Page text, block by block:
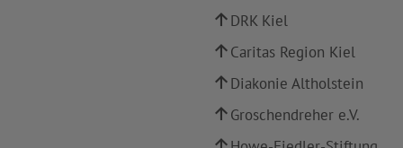
DRK Kiel
Caritas Region Kiel
Diakonie Altholstein
Groschendreher e.V.